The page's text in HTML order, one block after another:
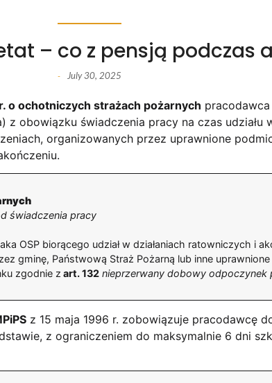
– co z pensją podczas
- July 30, 2025
o ochotniczych strażach pożarnych
z obowiązku świadczenia pracy na czas udziału
organizowanych przez uprawnione
świadczenia pracy
OSP biorącego udział w działaniach ratowniczych i
gminę, Państwową Straż Pożarną lub inne
zgodnie z art. 132 nieprzerwany dobowy odpoczynek
z 15 maja 1996 r. zobowiązuje pracodawcę
z ograniczeniem do maksymalnie 6 dni